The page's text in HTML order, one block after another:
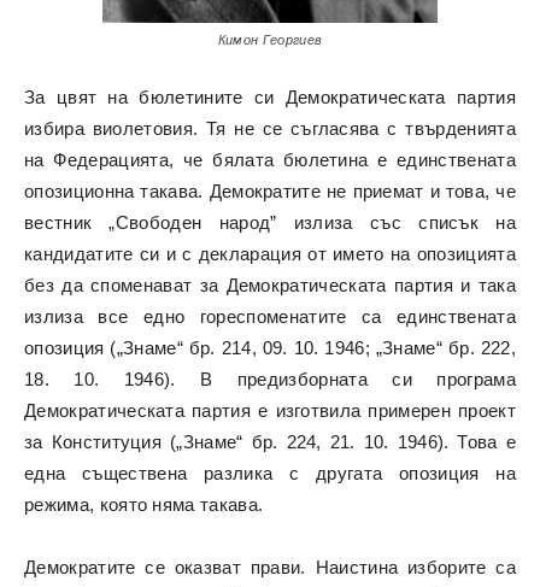
Кимон Георгиев
За цвят на бюлетините си Демократическата партия
избира виолетовия. Тя не се съгласява с твърденията
на Федерацията, че бялата бюлетина е единствената
опозиционна такава. Демократите не приемат и това, че
вестник „Свободен народ” излиза със списък на
кандидатите си и с декларация от името на опозицията
без да споменават за Демократическата партия и така
излиза все едно гореспоменатите са единствената
опозиция („Знаме“ бр. 214, 09. 10. 1946; „Знаме“ бр. 222,
18. 10. 1946). В предизборната си програма
Демократическата партия е изготвила примерен проект
за Конституция („Знаме“ бр. 224, 21. 10. 1946). Това е
една съществена разлика с другата опозиция на
режима, която няма такава.
Демократите се оказват прави. Наистина изборите са